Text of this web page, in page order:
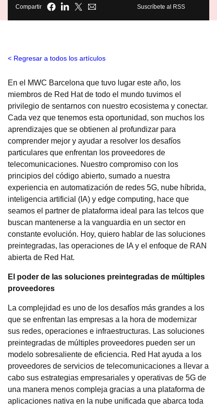
Compartir Suscríbete al RSS
Regresar a todos los artículos
En el MWC Barcelona que tuvo lugar este año, los
miembros de Red Hat de todo el mundo tuvimos el
privilegio de sentarnos con nuestro ecosistema y conectar.
Cada vez que tenemos esta oportunidad, son muchos los
aprendizajes que se obtienen al profundizar para
comprender mejor y ayudar a resolver los desafíos
particulares que enfrentan los proveedores de
telecomunicaciones. Nuestro compromiso con los
principios del código abierto, sumado a nuestra
experiencia en automatización de redes 5G, nube híbrida,
inteligencia artificial (IA) y edge computing, hace que
seamos el partner de plataforma ideal para las telcos que
buscan mantenerse a la vanguardia en un sector en
constante evolución. Hoy, quiero hablar de las soluciones
preintegradas, las operaciones de IA y el enfoque de RAN
abierta de Red Hat.
El poder de las soluciones preintegradas de múltiples
proveedores
La complejidad es uno de los desafíos más grandes a los
que se enfrentan las empresas a la hora de modernizar
sus redes, operaciones e infraestructuras. Las soluciones
preintegradas de múltiples proveedores pueden ser un
modelo sobresaliente de eficiencia. Red Hat ayuda a los
proveedores de servicios de telecomunicaciones a llevar a
cabo sus estrategias empresariales y operativas de 5G de
una manera menos compleja gracias a una plataforma de
aplicaciones nativa en la nube unificada que abarca toda